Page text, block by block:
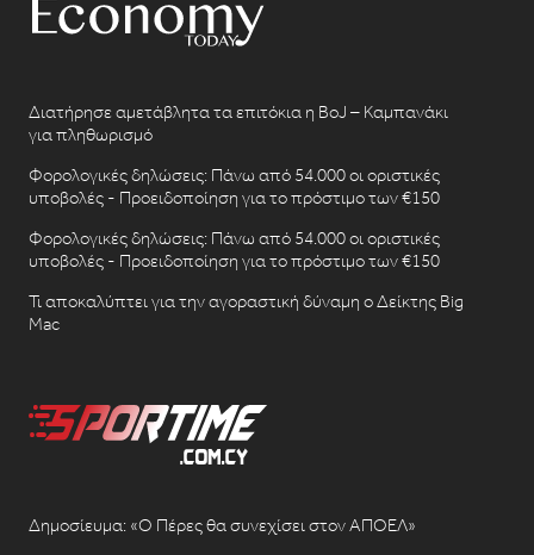
Διατήρησε αμετάβλητα τα επιτόκια η BoJ – Καμπανάκι
για πληθωρισμό
Φορολογικές δηλώσεις: Πάνω από 54.000 οι οριστικές
υποβολές - Προειδοποίηση για το πρόστιμο των €150
Φορολογικές δηλώσεις: Πάνω από 54.000 οι οριστικές
υποβολές - Προειδοποίηση για το πρόστιμο των €150
Τι αποκαλύπτει για την αγοραστική δύναμη ο Δείκτης Big
Mac
Δημοσίευμα: «Ο Πέρες θα συνεχίσει στον ΑΠΟΕΛ»